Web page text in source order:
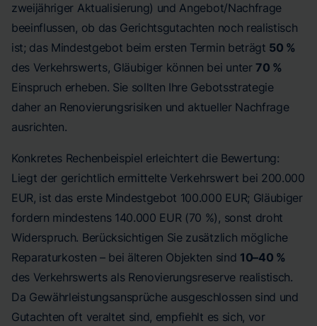
zweijähriger Aktualisierung) und Angebot/Nachfrage
beeinflussen, ob das Gerichtsgutachten noch realistisch
ist; das Mindestgebot beim ersten Termin beträgt 50 %
des Verkehrswerts, Gläubiger können bei unter 70 %
Einspruch erheben. Sie sollten Ihre Gebotsstrategie
daher an Renovierungsrisiken und aktueller Nachfrage
ausrichten.
Konkretes Rechenbeispiel erleichtert die Bewertung:
Liegt der gerichtlich ermittelte Verkehrswert bei 200.000
EUR, ist das erste Mindestgebot 100.000 EUR; Gläubiger
fordern mindestens 140.000 EUR (70 %), sonst droht
Widerspruch. Berücksichtigen Sie zusätzlich mögliche
Reparaturkosten – bei älteren Objekten sind 10–40 %
des Verkehrswerts als Renovierungsreserve realistisch.
Da Gewährleistungsansprüche ausgeschlossen sind und
Gutachten oft veraltet sind, empfiehlt es sich, vor